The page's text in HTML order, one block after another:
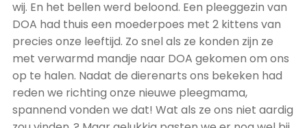
wij. En het bellen werd beloond. Een pleeggezin van
DOA had thuis een moederpoes met 2 kittens van
precies onze leeftijd. Zo snel als ze konden zijn ze
met verwarmd mandje naar DOA gekomen om ons
op te halen. Nadat de dierenarts ons bekeken had
reden we richting onze nieuwe pleegmama,
spannend vonden we dat! Wat als ze ons niet aardig